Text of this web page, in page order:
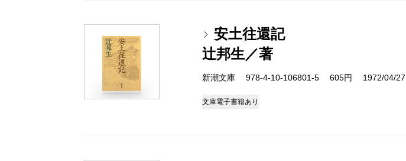
安土往還記
辻邦生／著
新潮文庫 978-4-10-106801-5 605円 1972/04/27
文庫電子書籍あり